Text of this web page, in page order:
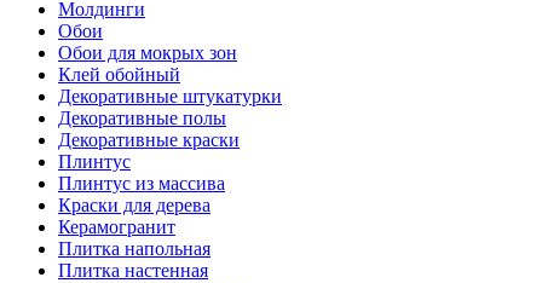
Молдинги
Обои
Обои для мокрых зон
Клей обойный
Декоративные штукатурки
Декоративные полы
Декоративные краски
Плинтус
Плинтус из массива
Краски для дерева
Керамогранит
Плитка напольная
Плитка настенная